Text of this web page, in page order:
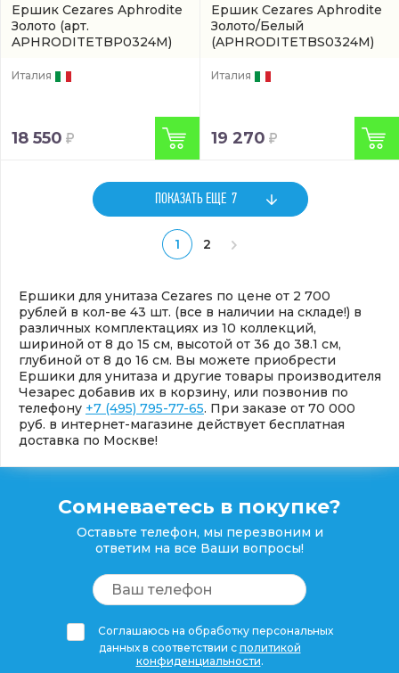
Ершик Cezares Aphrodite
Золото (арт.
APHRODITETBP0324M)
Италия
18 550
Ершик Cezares Aphrodite
Золото/Белый
(APHRODITETBS0324M)
Италия
19 270
ПОКАЗАТЬ ЕЩЕ 7
1 2
Ершики для унитаза Cezares по цене от 2 700
рублей в кол-ве 43 шт. (все в наличии на складе!) в
различных комплектациях из 10 коллекций,
шириной от 8 до 15 см, высотой от 36 до 38.1 см,
глубиной от 8 до 16 см. Вы можете приобрести
Ершики для унитаза и другие товары производителя
Чезарес добавив их в корзину, или позвонив по
телефону +7 (495) 795-77-65. При заказе от 70 000
руб. в интернет-магазине действует бесплатная
доставка по Москве!
Сомневаетесь в покупке?
Оставьте телефон, мы перезвоним и
ответим на все Ваши вопросы!
Соглашаюсь на обработку персональных
данных в соответствии с политикой
конфиденциальности.